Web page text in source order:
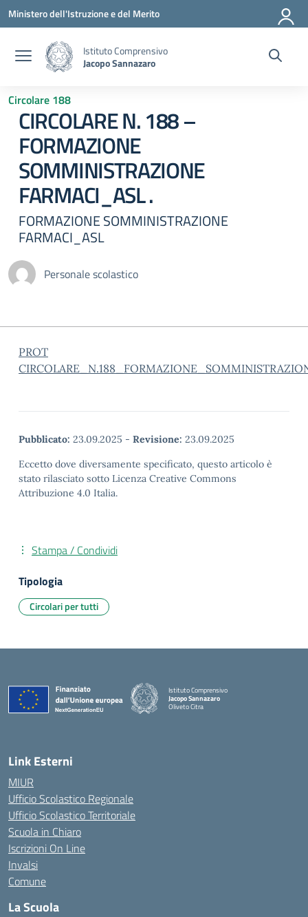
Vai ai contenuti
Vai al menu di navigazione
Vai al footer
Ministero dell'Istruzione e del Merito
Istituto Comprensivo
Jacopo Sannazaro
Circolare 188
CIRCOLARE N. 188 –
FORMAZIONE
SOMMINISTRAZIONE
FARMACI_ASL .
FORMAZIONE SOMMINISTRAZIONE
FARMACI_ASL
Personale scolastico
PROT
Pubblicato: 23.09.2025 - Revisione: 23.09.2025
Eccetto dove diversamente specificato, questo articolo è
stato rilasciato sotto Licenza Creative Commons
Attribuzione 4.0 Italia.
Stampa / Condividi
Tipologia
Circolari per tutti
Istituto Comprensivo
Jacopo Sannazaro
Oliveto Citra
Link Esterni
MIUR
Ufficio Scolastico Regionale
Ufficio Scolastico Territoriale
Scuola in Chiaro
Iscrizioni On Line
Invalsi
Comune
La Scuola